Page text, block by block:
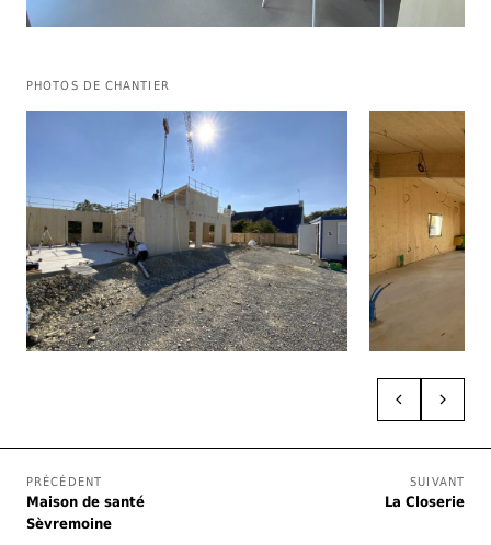
PHOTOS DE CHANTIER
PRÉCÉDENT
Maison de santé
Sèvremoine
SUIVANT
La Closerie